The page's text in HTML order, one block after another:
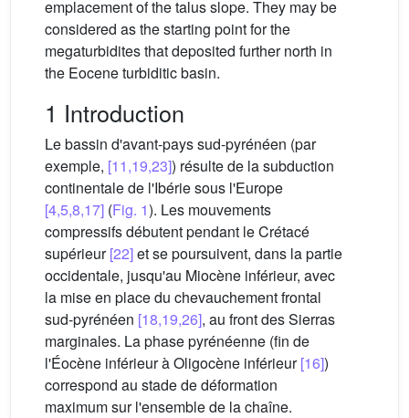
emplacement of the talus slope. They may be
considered as the starting point for the
megaturbidites that deposited further north in
the Eocene turbiditic basin.
1 Introduction
Le bassin d'avant-pays sud-pyrénéen (par
exemple, [11,19,23]) résulte de la subduction
continentale de l'Ibérie sous l'Europe
[4,5,8,17] (Fig. 1). Les mouvements
compressifs débutent pendant le Crétacé
supérieur[22]et se poursuivent, dans la partie
occidentale, jusqu'au Miocène inférieur, avec
la mise en place du chevauchement frontal
sud-pyrénéen [18,19,26], au front des Sierras
marginales. La phase pyrénéenne (fin de
l'Éocène inférieur à Oligocène inférieur[16])
correspond au stade de déformation
maximum sur l'ensemble de la chaîne.